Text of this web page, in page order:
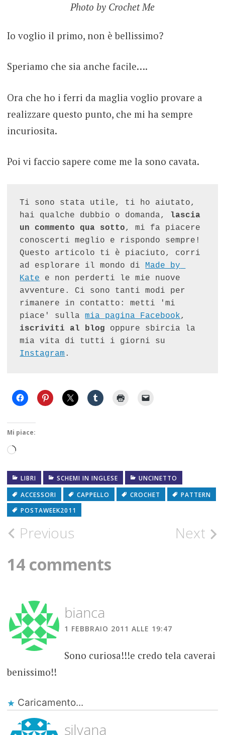
Photo by Crochet Me
Io voglio il primo, non è bellissimo?
Speriamo che sia anche facile….
Ora che ho i ferri da maglia voglio provare a
realizzare questo punto, che mi ha sempre
incuriosita.
Poi vi faccio sapere come me la sono cavata.
Ti sono stata utile, ti ho aiutato,
hai qualche dubbio o domanda,
lascia
un commento qua sotto, mi fa piacere
conoscerti meglio e rispondo sempre!
Questo articolo ti è piaciuto, corri
ad esplorare il mondo di Made by
Kate e non perderti le mie nuove
avventure. Ci sono tanti modi per
rimanere in contatto: metti 'mi
piace' sulla mia pagina Facebook
iscriviti al blog oppure sbircia la
Instagram .
Mi piace:
Caricamento
corso…
LIBRI SCHEMI IN INGLESE
UNCINETTO
ACCESSORI
CAPPELLO CROCHET
PATTERN
POSTAWEEK2011
Post
navigation
Previous Next
14 comments
bianca
1 FEBBRAIO 2011 ALLE 19:47
Sono curiosa!!!e credo tela caverai
benissimo!!
Caricamento...
silvana